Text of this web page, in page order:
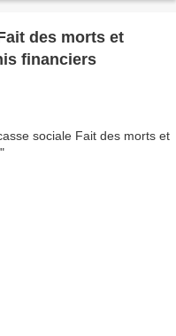
des morts et
financiers